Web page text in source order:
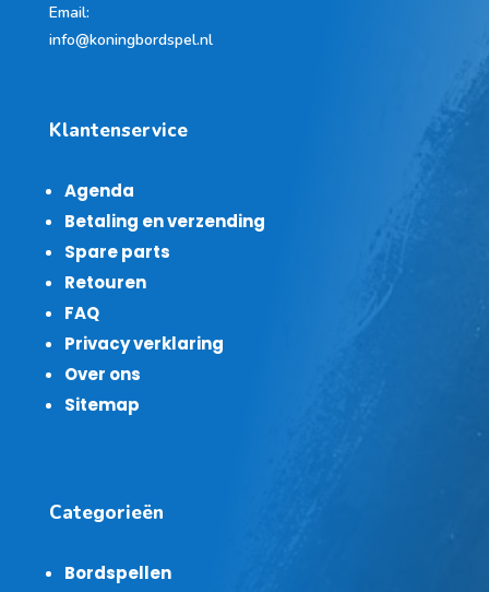
Email:
info@koningbordspel.nl
Klantenservice
Agenda
Betaling en verzending
Spare parts
Retouren
FAQ
Privacy verklaring
Over ons
Sitemap
Categorieën
Bordspellen